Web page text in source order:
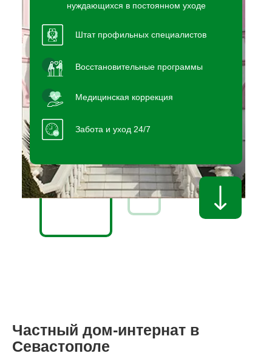
нуждающихся в постоянном уходе
Штат профильных специалистов
Восстановительные программы
Медицинская коррекция
Забота и уход 24/7
Частный дом-интернат в
Севастополе